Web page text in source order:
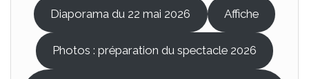
Diaporama du 22 mai 2026 Affiche
Photos : préparation du spectacle 2026